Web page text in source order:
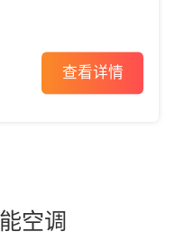
查看详情
空调